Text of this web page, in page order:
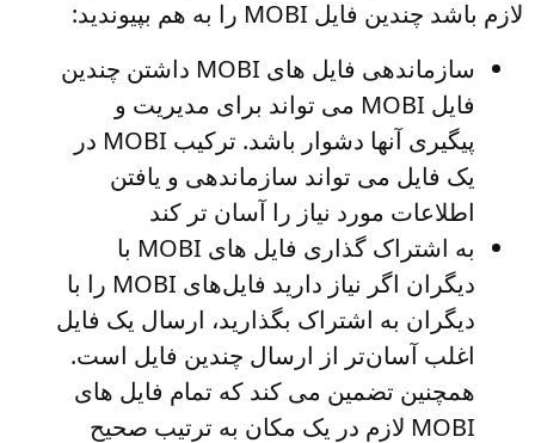
لازم باشد چندین فایل MOBI را به هم بپیوندید:
سازماندهی فایل های MOBI
داشتن چندین
فایل MOBI می تواند برای مدیریت و
پیگیری آنها دشوار باشد. ترکیب MOBI در
یک فایل می تواند سازماندهی و یافتن
اطلاعات مورد نیاز را آسان تر کند
به اشتراک گذاری فایل های MOBI با
دیگران
اگر نیاز دارید فایل‌های MOBI را با
دیگران به اشتراک بگذارید، ارسال یک فایل
اغلب آسان‌تر از ارسال چندین فایل است.
همچنین تضمین می کند که تمام فایل های
MOBI لازم در یک مکان به ترتیب صحیح